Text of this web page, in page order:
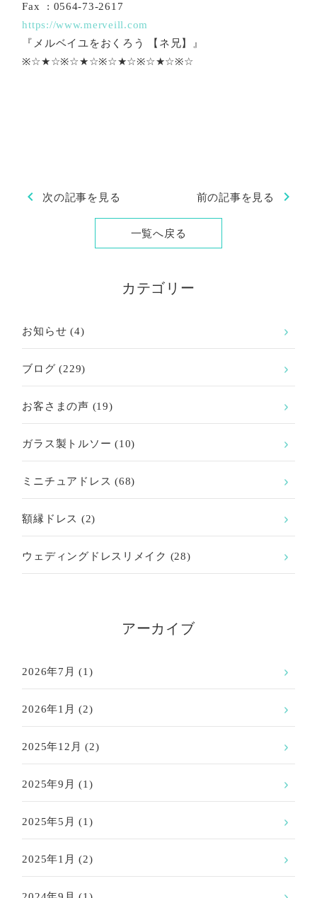
Fax : 0564-73-2617
https://www.merveill.com
『メルベイユをおくろう 【ネ兄】』
※☆★☆※☆★☆※☆★☆※☆★☆※☆
chevron_left 次の記事を見る 前の記事を見る chevron_right
一覧へ戻る
カテゴリー
お知らせ (4)
ブログ (229)
お客さまの声 (19)
ガラス製トルソー (10)
ミニチュアドレス (68)
額縁ドレス (2)
ウェディングドレスリメイク (28)
アーカイブ
2026年7月 (1)
2026年1月 (2)
2025年12月 (2)
2025年9月 (1)
2025年5月 (1)
2025年1月 (2)